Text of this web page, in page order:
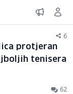
6
protjeran
tenisera
62